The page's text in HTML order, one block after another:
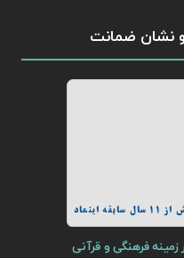
و نشان ضمانت
سابقه اینماد